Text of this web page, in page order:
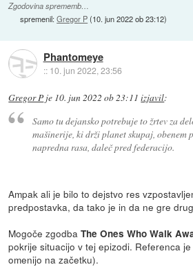
Zgodovina sprememb…
spremenil:Gregor P(10. jun 2022 ob 23:12)
Phantomeye
:: 10. jun 2022, 23:56
Gregor P je 10. jun 2022 ob 23:11 izjavil:
Samo tu dejansko potrebuje to žrtev za
mašinerije, ki drži planet skupaj, obenem
napredna rasa, daleč pred federacijo.
Ampak ali je bilo to dejstvo res
predpostavka, da tako je in da ne gre
Mogoče zgodbaThe Ones Who Walk
pokrije situacijo v tej epizodi. Referenca
omenijo na začetku).